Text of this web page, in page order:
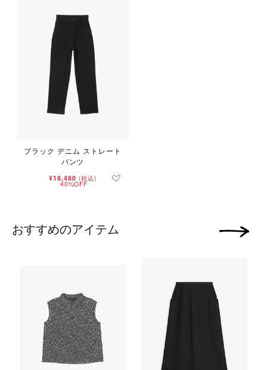
ブラック デニム ストレート
パンツ
¥18,480 (税込)
40%OFF
おすすめのアイテム 次の画像